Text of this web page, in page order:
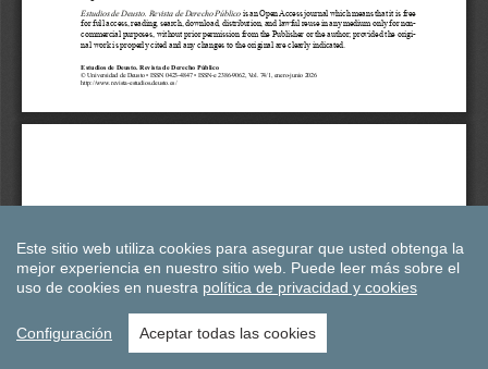
Este sitio web utiliza cookies para asegurar que usted obtenga la
mejor experiencia en nuestro sitio web. Puede leer más sobre el
uso de cookies en nuestra política de privacidad y cookies
Configuración Aceptar todas las cookies